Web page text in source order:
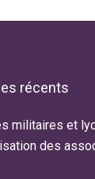
récents
militaires et
des
petit Benoît,
vient de fêter
depuis